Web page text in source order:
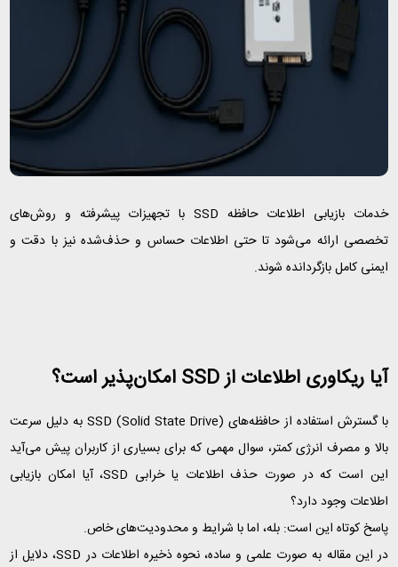
خدمات بازیابی اطلاعات حافظه SSD با تجهیزات پیشرفته و روش‌های
تخصصی ارائه می‌شود تا حتی اطلاعات حساس و حذف‌شده نیز با دقت و
ایمنی کامل بازگردانده شوند.
آیا ریکاوری اطلاعات از SSD امکان‌پذیر است؟
با گسترش استفاده از حافظه‌های SSD (Solid State Drive) به دلیل سرعت
بالا و مصرف انرژی کمتر، سوال مهمی که برای بسیاری از کاربران پیش می‌آید
این است که در صورت حذف اطلاعات یا خرابی SSD، آیا امکان بازیابی
اطلاعات وجود دارد؟
پاسخ کوتاه این است: بله، اما با شرایط و محدودیت‌های خاص.
در این مقاله به صورت علمی و ساده، نحوه ذخیره اطلاعات در SSD، دلایل از